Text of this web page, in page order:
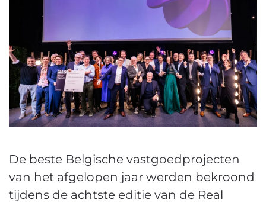
De beste Belgische vastgoedprojecten
van het afgelopen jaar werden bekroond
tijdens de achtste editie van de Real